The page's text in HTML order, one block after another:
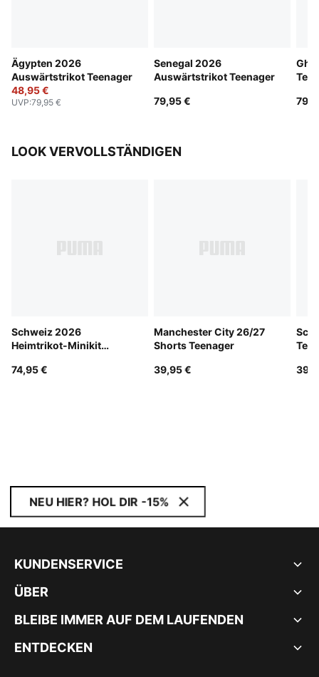
Ägypten 2026
Auswärtstrikot Teenager
48,95 €
UVP:79,95 €
Senegal 2026
Auswärtstrikot Teenager
79,95 €
LOOK VERVOLLSTÄNDIGEN
Schweiz 2026
Heimtrikot-Minikit
74,95 €
Manchester City 26/27
Shorts Teenager
39,95 €
NEU HIER? HOL DIR -15%
KUNDENSERVICE
ÜBER
BLEIBE IMMER AUF DEM LAUFENDEN
ENTDECKEN